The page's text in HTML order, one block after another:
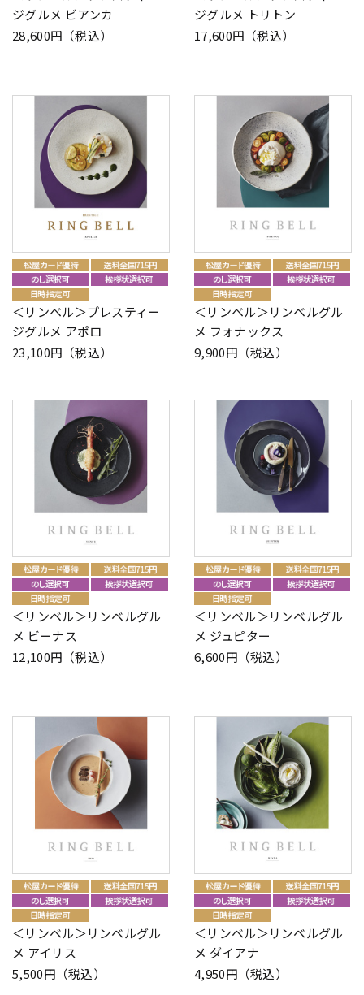
ジグルメ ビアンカ
28,600円（税込）
ジグルメ トリトン
17,600円（税込）
＜リンベル＞プレスティー
ジグルメ アポロ
23,100円（税込）
＜リンベル＞リンベルグル
メ フォナックス
9,900円（税込）
＜リンベル＞リンベルグル
メ ビーナス
12,100円（税込）
＜リンベル＞リンベルグル
メ ジュピター
6,600円（税込）
＜リンベル＞リンベルグル
メ アイリス
5,500円（税込）
＜リンベル＞リンベルグル
メ ダイアナ
4,950円（税込）